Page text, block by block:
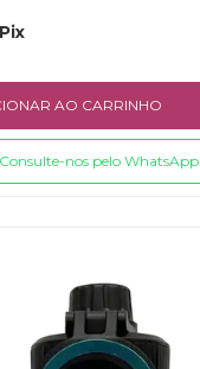
Pix
AO CARRINHO
Consulte-nos pelo WhatsApp